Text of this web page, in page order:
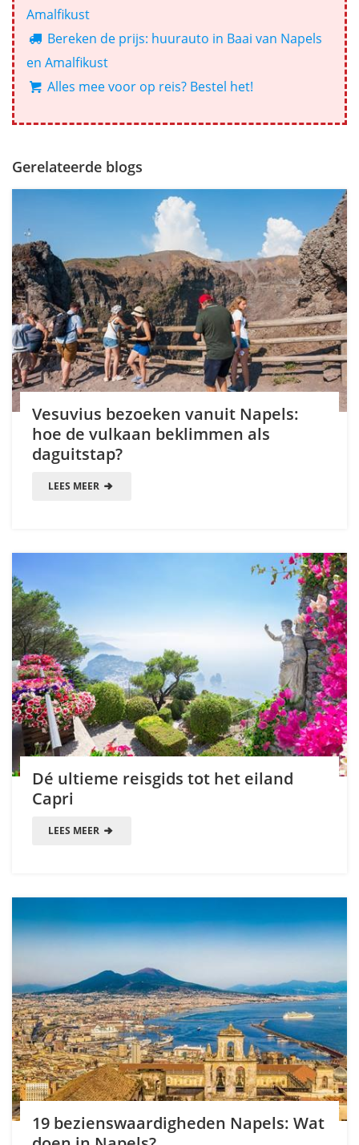
Amalfikust
Bereken de prijs: huurauto in Baai van Napels
en Amalfikust
Alles mee voor op reis? Bestel het!
Gerelateerde blogs
Vesuvius bezoeken vanuit Napels:
hoe de vulkaan beklimmen als
daguitstap?
LEES MEER
Dé ultieme reisgids tot het eiland
Capri
LEES MEER
19 bezienswaardigheden Napels: Wat